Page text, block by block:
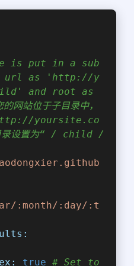
is put in a sub
url as 'http://y
and root as
站位于子目录中，
http://yoursite.co
录设置为“ / child /
:month/:day/:t
true # Set to